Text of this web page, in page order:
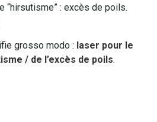
“hirsutisme” : excès de poils.
grosso modo : laser pour le
/ de l’excès de poils.